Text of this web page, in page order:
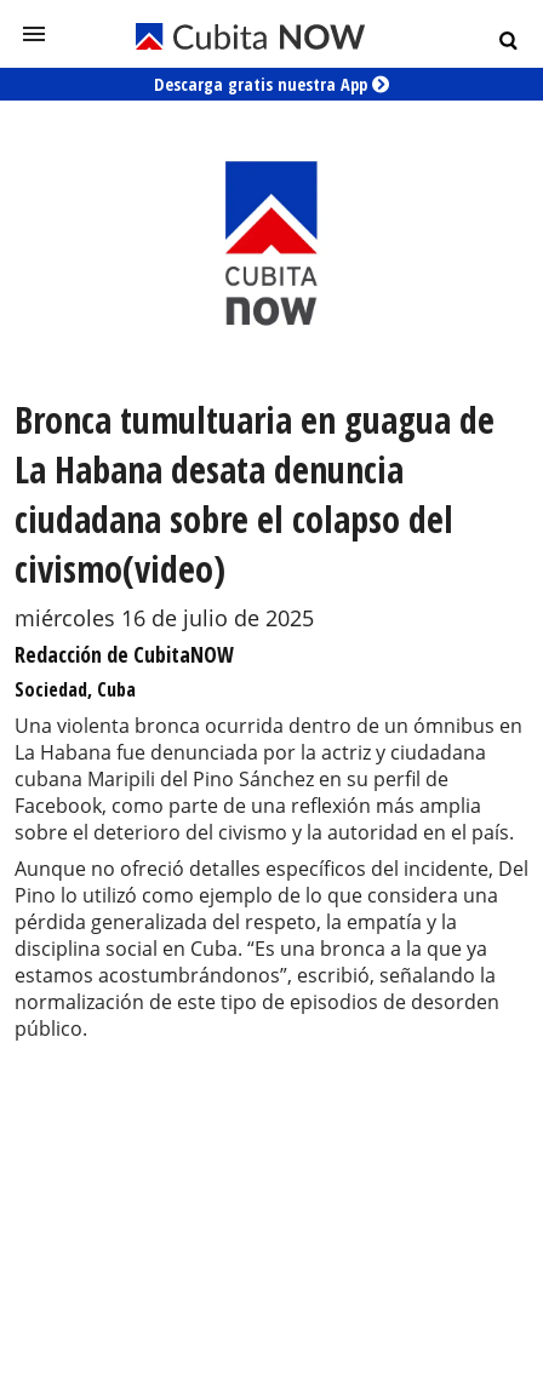
Descarga gratis nuestra App
Bronca tumultuaria en guagua de
La Habana desata denuncia
ciudadana sobre el colapso del
civismo(video)
miércoles 16 de julio de 2025
Redacción de CubitaNOW
Sociedad, Cuba
Una violenta bronca ocurrida dentro de un ómnibus en
La Habana fue denunciada por la actriz y ciudadana
cubana Maripili del Pino Sánchez en su perfil de
Facebook, como parte de una reflexión más amplia
sobre el deterioro del civismo y la autoridad en el país.
Aunque no ofreció detalles específicos del incidente, Del
Pino lo utilizó como ejemplo de lo que considera una
pérdida generalizada del respeto, la empatía y la
disciplina social en Cuba. “Es una bronca a la que ya
estamos acostumbrándonos”, escribió, señalando la
normalización de este tipo de episodios de desorden
público.